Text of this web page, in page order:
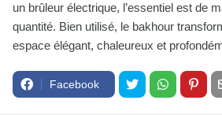
un brûleur électrique, l’essentiel est de
quantité. Bien utilisé, le bakhour
espace élégant, chaleureux et
Facebook